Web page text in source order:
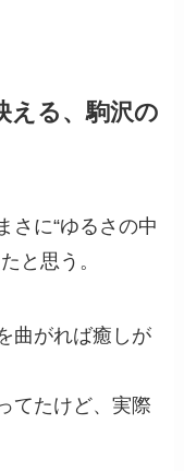
える、駒沢の
さに“ゆるさの中
と思う。
曲がれば癒しが
てたけど、実際